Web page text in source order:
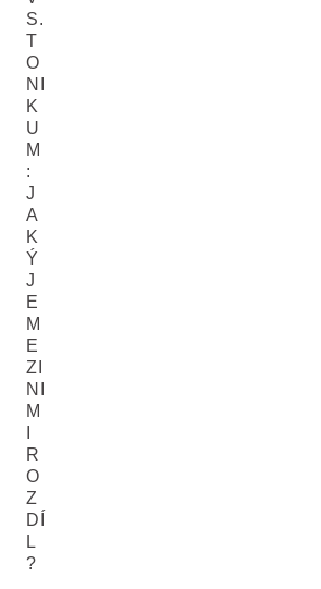
S.
T
O
NI
K
U
M
:
J
A
K
Ý
J
E
M
E
ZI
NI
M
R
O
Z
DÍ
L
?